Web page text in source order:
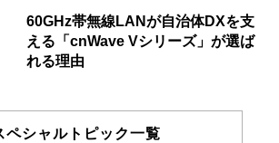
60GHz帯無線LANが自治体DXを支
える「cnWave Vシリーズ」が選ば
れる理由
ペシャルトピック一覧